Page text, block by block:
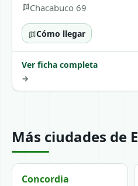
Chacabuco 69
Cómo llegar
Ver ficha completa
→
Más ciudades de
Concordia